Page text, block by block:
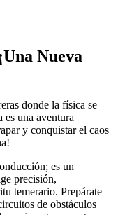
Nueva
donde la física se
es una aventura
y conquistar el caos
es un
precisión,
temerario. Prepárate
de obstáculos